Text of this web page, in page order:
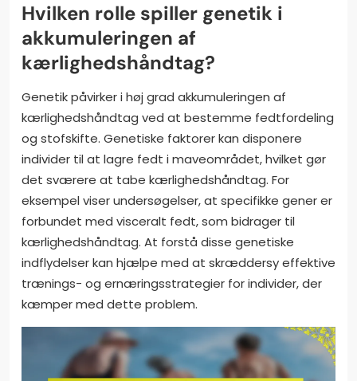
Hvilken rolle spiller genetik i
akkumuleringen af
kærlighedshåndtag?
Genetik påvirker i høj grad akkumuleringen af
kærlighedshåndtag ved at bestemme fedtfordeling
og stofskifte. Genetiske faktorer kan disponere
individer til at lagre fedt i maveområdet, hvilket gør
det sværere at tabe kærlighedshåndtag. For
eksempel viser undersøgelser, at specifikke gener er
forbundet med visceralt fedt, som bidrager til
kærlighedshåndtag. At forstå disse genetiske
indflydelser kan hjælpe med at skræddersy effektive
trænings- og ernæringsstrategier for individer, der
kæmper med dette problem.